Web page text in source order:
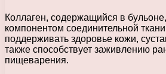
Коллаген, содержащийся в
компонентом соединительной
поддерживать здоровье кожи,
также способствует заживлению
пищеварения.